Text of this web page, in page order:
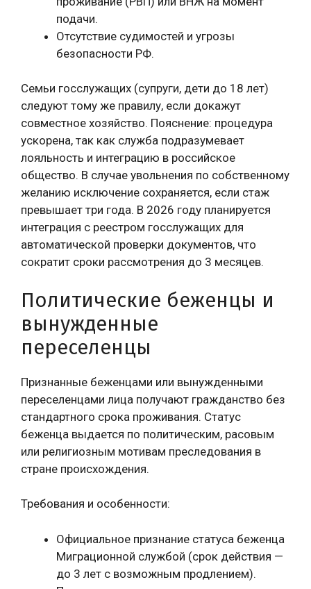
подачи.
Отсутствие судимостей и угрозы
безопасности РФ.
Семьи госслужащих (супруги, дети до 18 лет)
следуют тому же правилу, если докажут
совместное хозяйство. Пояснение: процедура
ускорена, так как служба подразумевает
лояльность и интеграцию в российское
общество. В случае увольнения по собственному
желанию исключение сохраняется, если стаж
превышает три года. В 2026 году планируется
интеграция с реестром госслужащих для
автоматической проверки документов, что
сократит сроки рассмотрения до 3 месяцев.
Политические беженцы и
вынужденные
переселенцы
Признанные беженцами или вынужденными
переселенцами лица получают гражданство без
стандартного срока проживания. Статус
беженца выдается по политическим, расовым
или религиозным мотивам преследования в
стране происхождения.
Требования и особенности:
Официальное признание статуса беженца
Миграционной службой (срок действия —
до 3 лет с возможным продлением).